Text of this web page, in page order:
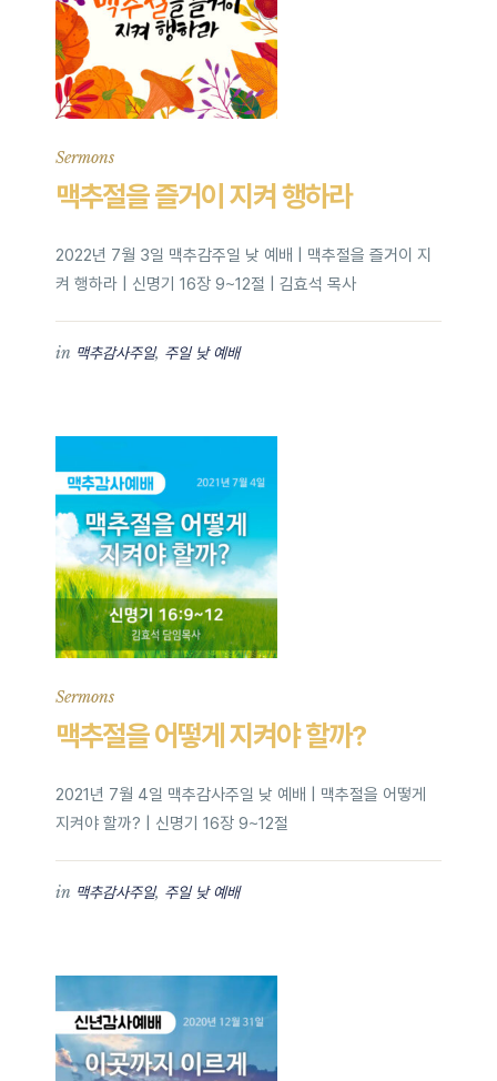
Sermons
맥추절을 즐거이 지켜 행하라
2022년 7월 3일 맥추감주일 낮 예배 | 맥추절을 즐거이 지
켜 행하라 | 신명기 16장 9~12절 | 김효석 목사
in 맥추감사주일, 주일 낮 예배
Sermons
맥추절을 어떻게 지켜야 할까?
2021년 7월 4일 맥추감사주일 낮 예배 | 맥추절을 어떻게
지켜야 할까? | 신명기 16장 9~12절
in 맥추감사주일, 주일 낮 예배